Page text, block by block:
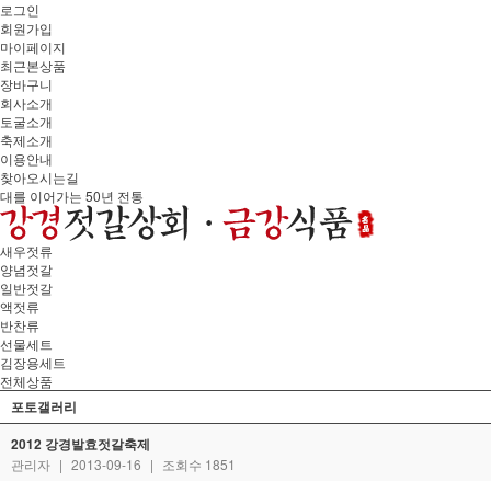
로그인
회원가입
마이페이지
최근본상품
장바구니
회사소개
토굴소개
축제소개
이용안내
찾아오시는길
대를 이어가는 50년 전통
새우젓류
양념젓갈
일반젓갈
액젓류
반찬류
선물세트
김장용세트
전체상품
포토갤러리
2012 강경발효젓갈축제
관리자 | 2013-09-16 | 조회수 1851